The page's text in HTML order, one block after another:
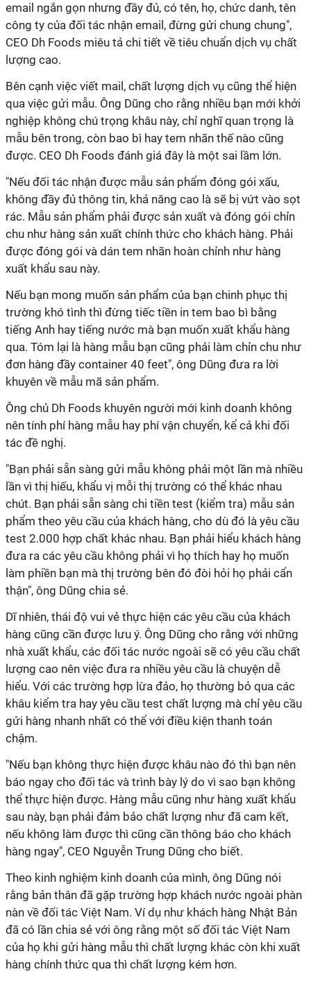
email ngắn gọn nhưng đầy đủ, có tên, họ, chức danh, tên
công ty của đối tác nhận email, đừng gửi chung chung",
CEO Dh Foods miêu tả chi tiết về tiêu chuẩn dịch vụ chất
lượng cao.
Bên cạnh việc viết mail, chất lượng dịch vụ cũng thể hiện
qua việc gửi mẫu. Ông Dũng cho rằng nhiều bạn mới khởi
nghiệp không chú trọng khâu này, chỉ nghĩ quan trọng là
mẫu bên trong, còn bao bì hay tem nhãn thế nào cũng
được. CEO Dh Foods đánh giá đây là một sai lầm lớn.
"Nếu đối tác nhận được mẫu sản phẩm đóng gói xấu,
không đầy đủ thông tin, khả năng cao là sẽ bị vứt vào sọt
rác. Mẫu sản phẩm phải được sản xuất và đóng gói chỉn
chu như hàng sản xuất chính thức cho khách hàng. Phải
được đóng gói và dán tem nhãn hoàn chỉnh như hàng
xuất khẩu sau này.
Nếu bạn mong muốn sản phẩm của bạn chinh phục thị
trường khó tình thì đừng tiếc tiền in tem bao bì bằng
tiếng Anh hay tiếng nước mà bạn muốn xuất khẩu hàng
qua. Tóm lại là hàng mẫu bạn cũng phải làm chỉn chu như
đơn hàng đầy container 40 feet", ông Dũng đưa ra lời
khuyên về mẫu mã sản phẩm.
Ông chủ Dh Foods khuyên người mới kinh doanh không
nên tính phí hàng mẫu hay phí vận chuyển, kể cả khi đối
tác đề nghị.
"Bạn phải sẵn sàng gửi mẫu không phải một lần mà nhiều
lần vì thị hiếu, khẩu vị mỗi thị trường có thể khác nhau
chút. Bạn phải sẵn sàng chi tiền test (kiểm tra) mẫu sản
phẩm theo yêu cầu của khách hàng, cho dù đó là yêu cầu
test 2.000 hợp chất khác nhau. Bạn phải hiểu khách hàng
đưa ra các yêu cầu không phải vì họ thích hay họ muốn
làm phiền bạn mà thị trường bên đó đòi hỏi họ phải cẩn
thận", ông Dũng chia sẻ.
Dĩ nhiên, thái độ vui vẻ thực hiện các yêu cầu của khách
hàng cũng cần được lưu ý. Ông Dũng cho rằng với những
nhà xuất khẩu, các đối tác nước ngoài sẽ có yêu cầu chất
lượng cao nên việc đưa ra nhiều yêu cầu là chuyện dễ
hiểu. Với các trường hợp lừa đảo, họ thường bỏ qua các
khâu kiểm tra hay yêu cầu test chất lượng mà chỉ yêu cầu
gửi hàng nhanh nhất có thể với điều kiện thanh toán
chậm.
"Nếu bạn không thực hiện được khâu nào đó thì bạn nên
báo ngay cho đối tác và trình bày lý do vì sao bạn không
thể thực hiện được. Hàng mẫu cũng như hàng xuất khẩu
sau này, bạn phải đảm bảo chất lượng như đã cam kết,
nếu không làm được thì cũng cần thông báo cho khách
hàng ngay", CEO Nguyễn Trung Dũng cho biết.
Theo kinh nghiệm kinh doanh của mình, ông Dũng nói
rằng bản thân đã gặp trường hợp khách nước ngoài phàn
nàn về đối tác Việt Nam. Ví dụ như khách hàng Nhật Bản
đã có lần chia sẻ với ông rằng một số đối tác Việt Nam
của họ khi gửi hàng mẫu thì chất lượng khác còn khi xuất
hàng chính thức qua thì chất lượng kém hơn.